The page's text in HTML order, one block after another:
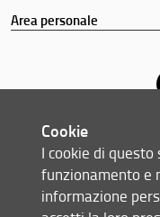
Area personale
© Copyright 2012-
Cookie
I cookie di
funzionamento e
informazione